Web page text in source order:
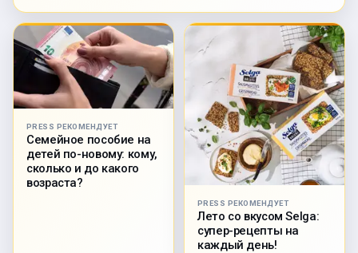
PRESS РЕКОМЕНДУЕТ
Семейное пособие на
детей по-новому: кому,
сколько и до какого
возраста?
PRESS РЕКОМЕНДУЕТ
Лето со вкусом Selga:
супер-рецепты на
каждый день!